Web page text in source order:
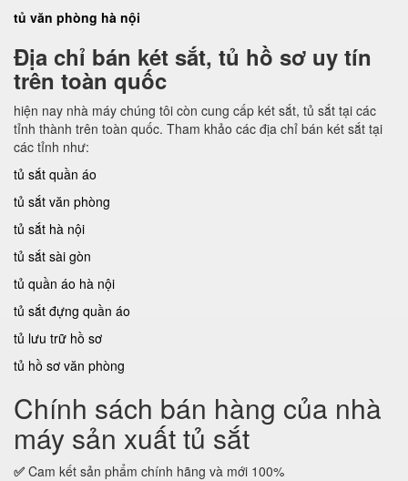
tủ văn phòng hà nội
Địa chỉ bán két sắt, tủ hồ sơ uy tín
trên toàn quốc
hiện nay nhà máy chúng tôi còn cung cấp két sắt, tủ sắt tại các
tỉnh thành trên toàn quốc. Tham khảo các địa chỉ bán két sắt tại
các tỉnh như:
tủ sắt quần áo
tủ sắt văn phòng
tủ sắt hà nội
tủ sắt sài gòn
tủ quần áo hà nội
tủ sắt đựng quần áo
tủ lưu trữ hồ sơ
tủ hồ sơ văn phòng
Chính sách bán hàng của nhà
máy sản xuất tủ sắt
✅ Cam kết sản phẩm chính hãng và mới 100%